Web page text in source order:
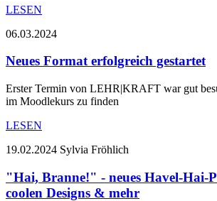
LESEN
06.03.2024
Neues Format erfolgreich gestartet
Erster Termin von LEHR|KRAFT war gut
im Moodlekurs zu finden
LESEN
19.02.2024 Sylvia Fröhlich
"Hai, Branne!" - neues Havel-Hai-
coolen Designs & mehr